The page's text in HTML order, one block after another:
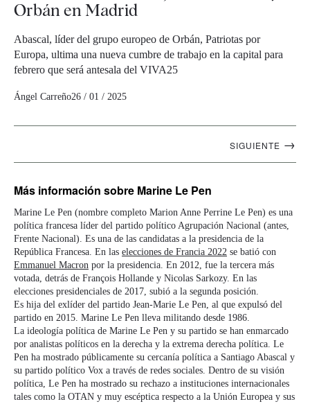
Orbán en Madrid
Abascal, líder del grupo europeo de Orbán, Patriotas por
Europa, ultima una nueva cumbre de trabajo en la capital para
febrero que será antesala del VIVA25
Ángel Carreño26 / 01 / 2025
SIGUIENTE →
Más información sobre Marine Le Pen
Marine Le Pen (nombre completo Marion Anne Perrine Le Pen) es una
política francesa líder del partido político Agrupación Nacional (antes,
Frente Nacional). Es una de las candidatas a la presidencia de la
República Francesa. En las elecciones de Francia 2022 se batió con
Emmanuel Macron por la presidencia. En 2012, fue la tercera más
votada, detrás de François Hollande y Nicolas Sarkozy. En las
elecciones presidenciales de 2017, subió a la segunda posición.
Es hija del exlíder del partido Jean-Marie Le Pen, al que expulsó del
partido en 2015. Marine Le Pen lleva militando desde 1986.
La ideología política de Marine Le Pen y su partido se han enmarcado
por analistas políticos en la derecha y la extrema derecha política. Le
Pen ha mostrado públicamente su cercanía política a Santiago Abascal y
su partido político Vox a través de redes sociales. Dentro de su visión
política, Le Pen ha mostrado su rechazo a instituciones internacionales
tales como la OTAN y muy escéptica respecto a la Unión Europea y sus